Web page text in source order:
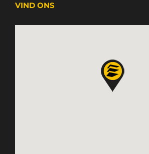
VIND ONS